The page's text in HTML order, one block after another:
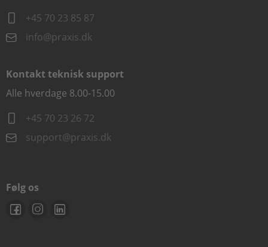
+45 70 23 85 87
info@praxis.dk
Kontakt teknisk support
Alle hverdage 8.00-15.00
+45 70 23 26 72
support@praxis.dk
Følg os